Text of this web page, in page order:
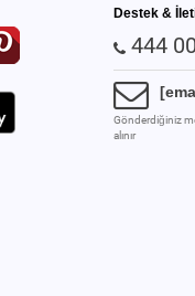
Destek &
444
Gönderdiğiniz
alınır